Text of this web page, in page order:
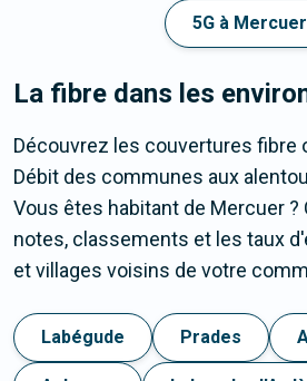
5G à Mercuer
La fibre dans les
Découvrez les couvertures fibre
Débit des communes aux
Vous êtes habitant de Mercuer ?
notes, classements et les taux
et villages voisins de votre
Labégude Prades